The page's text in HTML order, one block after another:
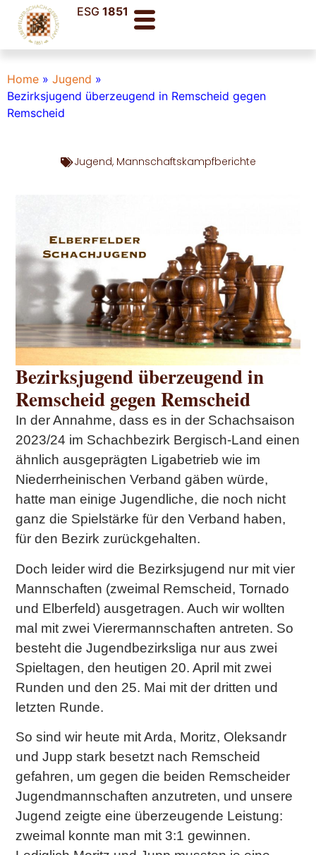
ESG1851
Home » Jugend »
Bezirksjugend überzeugend in Remscheid gegen
Remscheid
Jugend, Mannschaftskampfberichte
Bezirksjugend überzeugend in
Remscheid gegen Remscheid
In der Annahme, dass es in der Schachsaison
2023/24 im Schachbezirk Bergisch-Land einen
ähnlich ausgeprägten Ligabetrieb wie im
Niederrheinischen Verband gäben würde,
hatte man einige Jugendliche, die noch nicht
ganz die Spielstärke für den Verband haben,
für den Bezirk zurückgehalten.
Doch leider wird die Bezirksjugend nur mit vier
Mannschaften (zweimal Remscheid, Tornado
und Elberfeld) ausgetragen. Auch wir wollten
mal mit zwei Vierermannschaften antreten. So
besteht die Jugendbezirksliga nur aus zwei
Spieltagen, den heutigen 20. April mit zwei
Runden und den 25. Mai mit der dritten und
letzten Runde.
So sind wir heute mit Arda, Moritz, Oleksandr
und Jupp stark besetzt nach Remscheid
gefahren, um gegen die beiden Remscheider
Jugendmannschaften anzutreten, und unsere
Jugend zeigte eine überzeugende Leistung:
zweimal konnte man mit 3:1 gewinnen.